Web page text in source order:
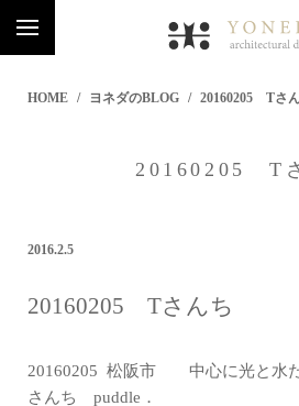
HOME ヨネダのBLOG 20160205 Tさ
20160205 T
2016.2.5
20160205 Tさんち
20160205 松阪市 中心に光と水
さんち puddle．